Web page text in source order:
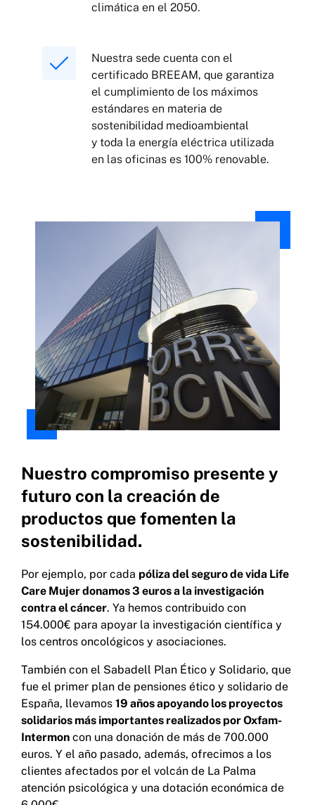
climática en el 2050.
Nuestra sede cuenta con el
certificado BREEAM, que garantiza
el cumplimiento de los máximos
estándares en materia de
sostenibilidad medioambiental
y toda la energía eléctrica utilizada
en las oficinas es 100% renovable.
Nuestro compromiso presente y
futuro con la creación de
productos que fomenten la
sostenibilidad.
Por ejemplo, por cada póliza del seguro de vida Life
Care Mujer donamos 3 euros a la investigación
contra el cáncer. Ya hemos contribuido con
154.000€ para apoyar la investigación científica y
los centros oncológicos y asociaciones.
También con el Sabadell Plan Ético y Solidario, que
fue el primer plan de pensiones ético y solidario de
España, llevamos 19 años apoyando los proyectos
solidarios más importantes realizados por Oxfam-
Intermon con una donación de más de 700.000
euros. Y el año pasado, además, ofrecimos a los
clientes afectados por el volcán de La Palma
atención psicológica y una dotación económica de